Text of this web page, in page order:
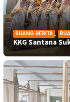
RUANG BERITA
KKG Santana